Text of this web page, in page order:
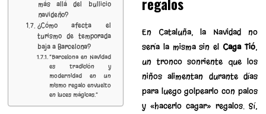
más allá del bullicio
navideño?
¿Cómo afecta el
turismo de temporada
baja a Barcelona?
“Barcelona en Navidad
es tradición y
modernidad en un
mismo regalo envuelto
en luces mágicas.”
En Cataluña, la Navidad no
sería la misma sin el Caga Tió,
un tronco sonriente que los
niños alimentan durante días
para luego golpearlo con palos
y «hacerlo cagar» regalos. Sí,